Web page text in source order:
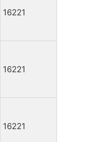
16221
16221
16221